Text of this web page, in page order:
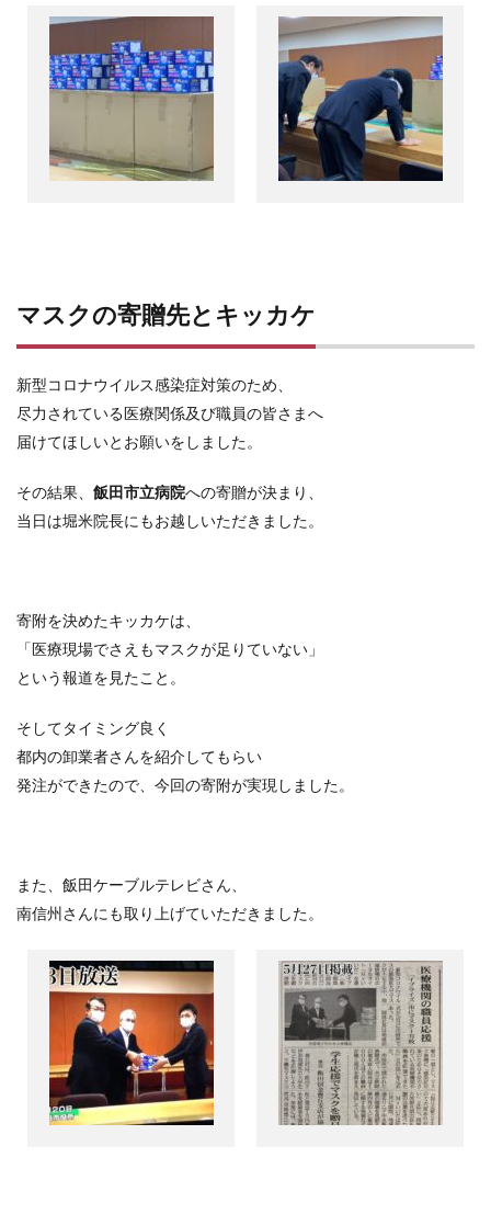
マスクの寄贈先とキッカケ
新型コロナウイルス感染症対策のため、
尽力されている医療関係及び職員の皆さまへ
届けてほしいとお願いをしました。
その結果、 飯田市立病院への寄贈が決まり、
当日は堀米院長にもお越しいただきました。
寄附を決めたキッカケは、
「医療現場でさえもマスクが足りていない」
という報道を見たこと。
そしてタイミング良く
都内の卸業者さんを紹介してもらい
発注ができたので、今回の寄附が実現しました。
また、飯田ケーブルテレビさん、
南信州さんにも取り上げていただきました。